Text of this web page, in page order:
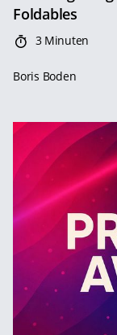
Foldables
3 Minuten
Boris Boden